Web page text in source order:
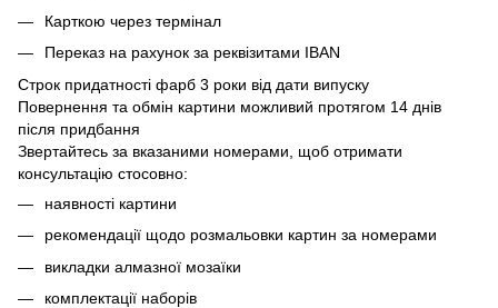
Карткою через термінал
Переказ на рахунок за реквізитами IBAN
Строк придатності фарб 3 роки від дати випуску
Повернення та обмін картини можливий протягом 14 днів
після придбання
Звертайтесь за вказаними номерами, щоб отримати
консультацію стосовно:
наявності картини
рекомендації щодо розмальовки картин за номерами
викладки алмазної мозаїки
комплектації наборів